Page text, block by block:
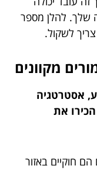
שלך. להלן מספר
לשקול.
מקוונים
אסטרטגיה
את
חוקיים באזור